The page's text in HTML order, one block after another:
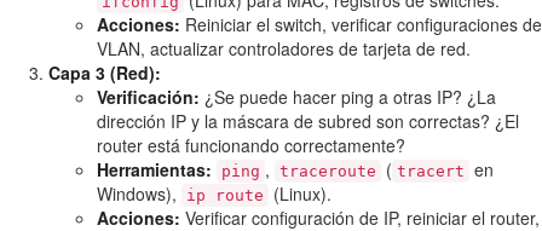
Acciones: Reiniciar el switch, verificar configuraciones de
VLAN, actualizar controladores de tarjeta de red.
Capa 3 (Red):
Verificación: ¿Se puede hacer ping a otras IP? ¿La
dirección IP y la máscara de subred son correctas? ¿El
router está funcionando correctamente?
Herramientas:
ping , traceroute ( tracert en
Windows),
ip route
(Linux).
Acciones: Verificar configuración de IP, reiniciar el router,